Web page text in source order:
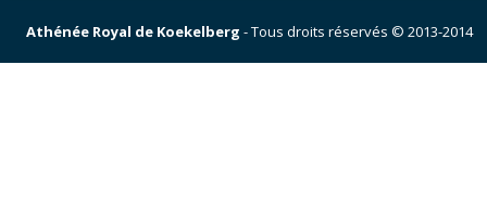
Athénée Royal de Koekelberg - Tous droits réservés © 2013-2014